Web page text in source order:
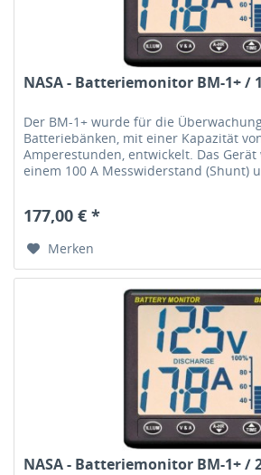
NASA - Batteriemonitor BM-1+ /
Der BM-1+ wurde für die
Batteriebänken, mit einer Kapazität
Amperestunden, entwickelt. Das
einem 100 A Messwiderstand (Shunt)
177,00 € *
Merken
NASA - Batteriemonitor BM-1+ /